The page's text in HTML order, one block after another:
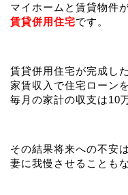
マイホームと賃貸物件
賃貸併用住宅です。
賃貸併用住宅が完成し
家賃収入で住宅ローン
毎月の家計の収支は10
その結果将来への不安
妻に我慢させることも